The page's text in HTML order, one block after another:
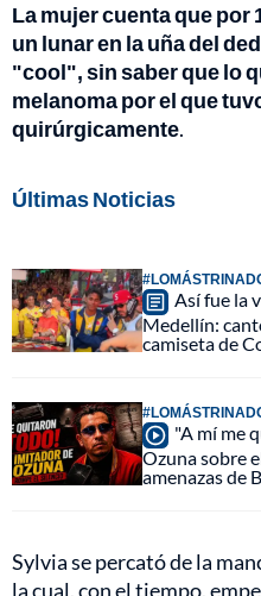
La mujer cuenta que por
un lunar en la uña del
"cool", sin saber que lo
melanoma por el que
quirúrgicamente.
Últimas Noticias
Así fue la
Medellín:
camiseta de
"A mí me
Ozuna sobre
amenazas de
Sylvia se percató de la
la cual, con el tiempo,